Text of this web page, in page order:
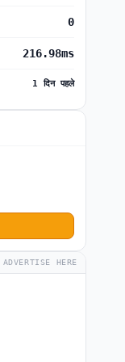
0
216.98ms
1 दिन पहले
ADVERTISE HERE